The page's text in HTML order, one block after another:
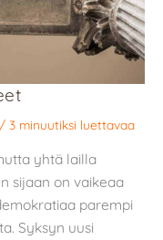
/ 3 minuutiksi luettavaa
yhtä lailla
sijaan on vaikeaa
parempi
Syksyn uusi